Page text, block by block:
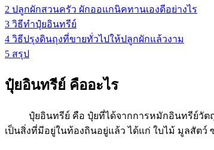
2 ปลูกผักสวนครัว ผักออแกนิคทานเองดีอย่างไร
3 วิธีทำปุ๋ยอินทรีย์
4 วิธีปรุงดินถุงที่ขายทั่วไปให้ปลูกผักแล้วงาม
5 สรุป
ปุ๋ยอินทรีย์ คืออะไร
ปุ๋ยอินทรีย์ คือ ปุ๋ยที่ได้จากการหมักอินทรีย์วัตถุท
เป็นสิ่งที่มีอยู่ในท้องถินอยู่แล้ว ได้แก่ ใบไม้ มูลสัตว์